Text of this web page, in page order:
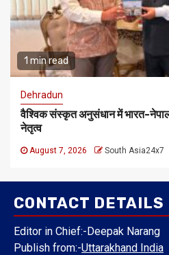
1 min read
Dehradun
वैश्विक संस्कृत अनुसंधान में भारत-
नेतृत्व
August 7, 2026 South Asia24x7
CONTACT DETAILS
Editor in Chief:-Deepak Narang
Publish from:-Uttarakhand India